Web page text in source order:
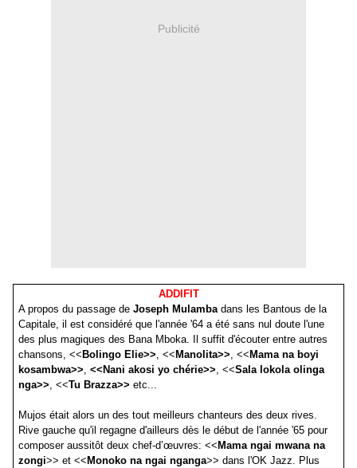
Publicité
ADDIFIT
A propos du passage de Joseph Mulambadans les Bantous de la
Capitale, il est considéré que l'année '64 a été sans nul doute l'une
des plus magiques des Bana Mboka. Il suffit d'écouter entre autres
chansons, << Bolingo Elie>> , << Manolita>> , << Mama na boyi
kosambwa>> <<Nani akosi yo chérie>> , <<Sala lokola olinga
nga>> , <<Tu Brazza>> etc...
Mujos était alors un des tout meilleurs chanteurs des deux rives.
Rive gauche qu'il regagne d'ailleurs dès le début de l'année '65 pour
composer aussitôt deux chef-d’œuvres: << Mama ngai mwana na
zongi>> et << Monoko na ngai nganga>> dans l'OK Jazz. Plus